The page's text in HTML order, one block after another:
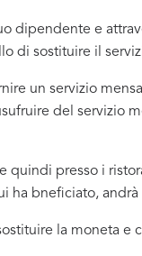
dipendente e
di sostituire il
un servizio mensa
del servizio
quindi presso i
bneficiato,
la moneta